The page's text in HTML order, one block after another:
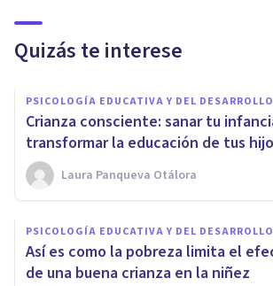
Quizás te interese
PSICOLOGÍA EDUCATIVA Y DEL DESARROLLO
Crianza consciente: sanar tu
transformar la educación de tus
Laura Panqueva Otálora
PSICOLOGÍA EDUCATIVA Y DEL DESARROLLO
Así es como la pobreza limita el
de una buena crianza en la niñez